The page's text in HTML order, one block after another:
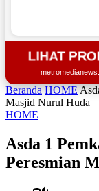
LIHAT
Beranda HOME
Masjid Nurul Huda
HOME
Asda 1
Peresmian